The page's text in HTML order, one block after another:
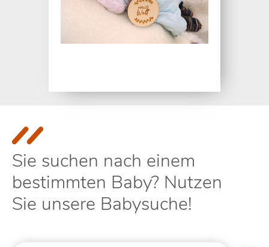
Sie suchen nach einem
bestimmten Baby? Nutzen
Sie unsere Babysuche!